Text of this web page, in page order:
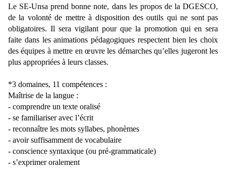
Le SE-Unsa prend bonne note, dans les propos de la DGESCO,
de la volonté de mettre à disposition des outils qui ne sont pas
obligatoires. Il sera vigilant pour que la promotion qui en sera
faite dans les animations pédagogiques respectent bien les choix
des équipes à mettre en œuvre les démarches qu’elles jugeront les
plus appropriées à leurs classes.
*3 domaines, 11 compétences :
Maîtrise de la langue :
- comprendre un texte oralisé
- se familiariser avec l’écrit
- reconnaître les mots syllabes, phonèmes
- avoir suffisamment de vocabulaire
- conscience syntaxique (ou pré-grammaticale)
- s’exprimer oralement